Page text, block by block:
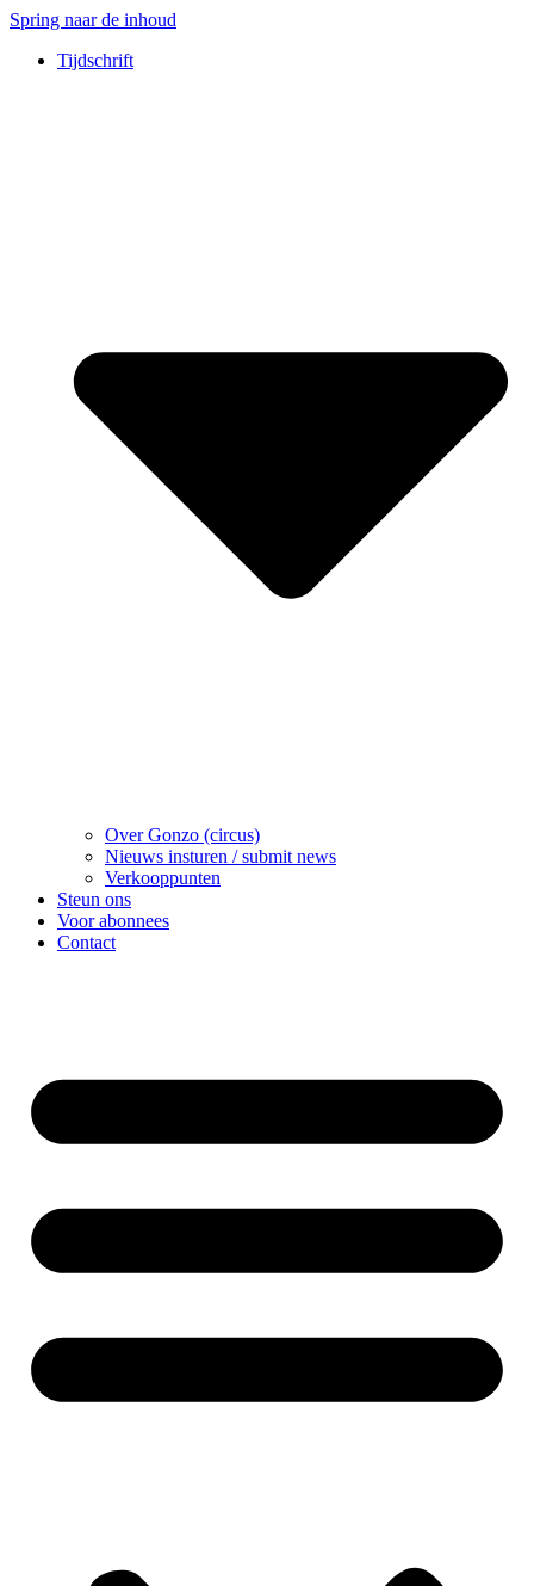
Spring naar de inhoud
Tijdschrift
Over Gonzo (circus)
Nieuws insturen / submit news
Verkooppunten
Steun ons
Voor abonnees
Contact